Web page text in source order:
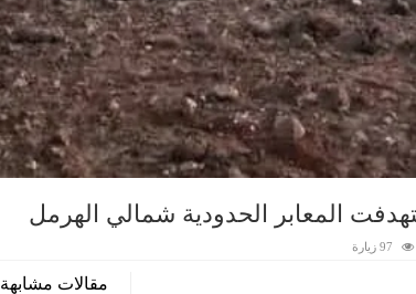
المعابر الحدودية شمالي الهرمل
97 زيارة
مقالات مشابهة